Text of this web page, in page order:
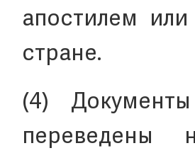
апостилем
стране.
(4)
переведены